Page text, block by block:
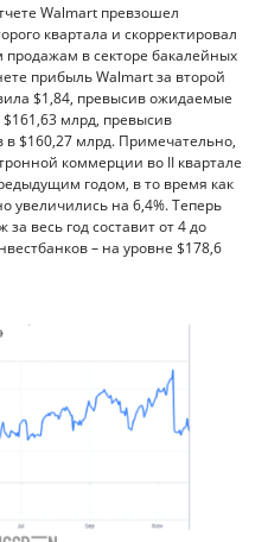
Walmart превзошел
квартала и скорректировал
продажам в секторе бакалейных
прибыль Walmart за второй
$1,84, превысив ожидаемые
млрд, превысив
$160,27 млрд. Примечательно,
коммерции во II квартале
годом, в то время как
увеличились на 6,4%. Теперь
весь год составит от 4 до
– на уровне $178,6